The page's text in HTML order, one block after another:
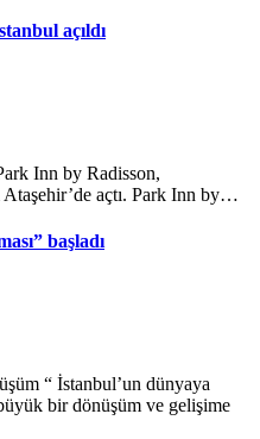
açıldı
Inn by Radisson,
açtı. Park Inn by…
başladı
“ İstanbul’un dünyaya
bir dönüşüm ve gelişime